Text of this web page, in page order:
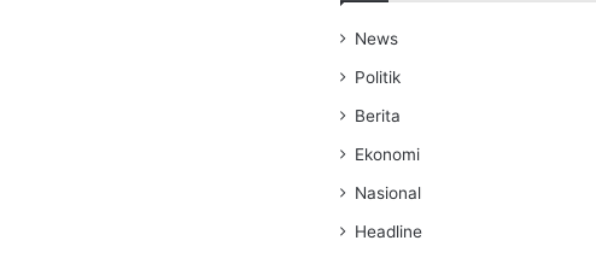
News
Politik
Berita
Ekonomi
Nasional
Headline